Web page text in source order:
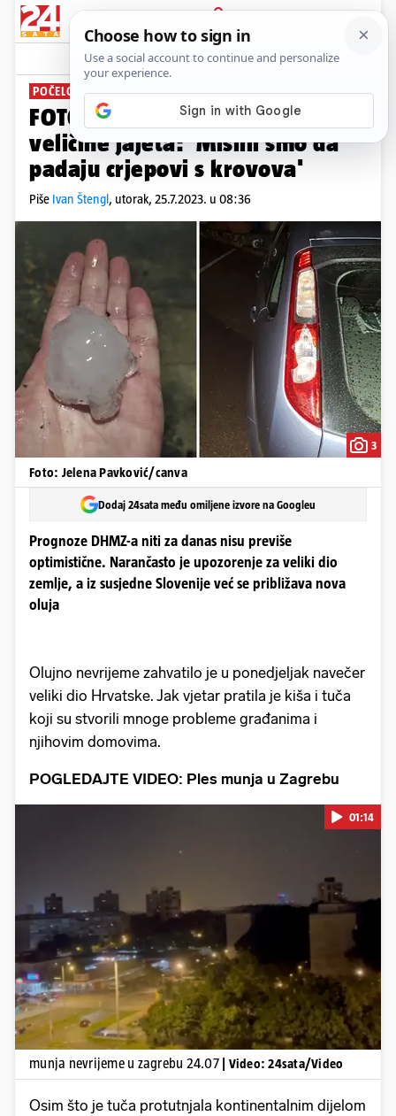
PRIJAVA
News Komentari
POČELO JE OKO 3 U NOĆI
FOTO U Crikvenici padala tuča
veličine jajeta: 'Mislili smo da
padaju crjepovi s krovova'
Piše Ivan Štengl, utorak, 25.7.2023. u 08:36
3
Foto: Jelena Pavković/canva
Dodaj 24sata među omiljene izvore na Googleu
Prognoze DHMZ-a niti za danas nisu previše
optimistične. Narančasto je upozorenje za veliki dio
zemlje, a iz susjedne Slovenije već se približava nova
oluja
Olujno nevrijeme zahvatilo je u ponedjeljak navečer
veliki dio Hrvatske. Jak vjetar pratila je kiša i tuča
koji su stvorili mnoge probleme građanima i
njihovim domovima.
POGLEDAJTE VIDEO: Ples munja u Zagrebu
01:14
munja nevrijeme u zagrebu 24.07 | Video: 24sata/Video
Osim što je tuča protutnjala kontinentalnim dijelom